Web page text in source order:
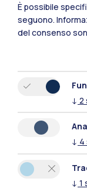
È possibile
seguono.
del consenso
↓ 2
↓ 4
↓ 1